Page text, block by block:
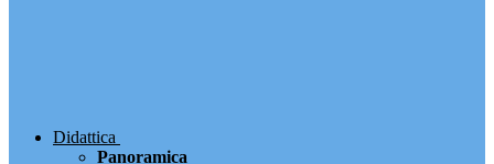
Didattica
Panoramica